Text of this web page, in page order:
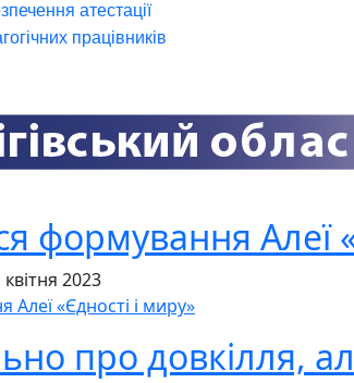
атестації
працівників
формування Алеї
квітня 2023
«Єдності і миру»
про довкілля,